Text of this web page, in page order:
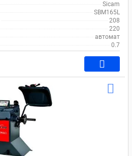
Sicam
SBM165L
208
220
автомат
0.7